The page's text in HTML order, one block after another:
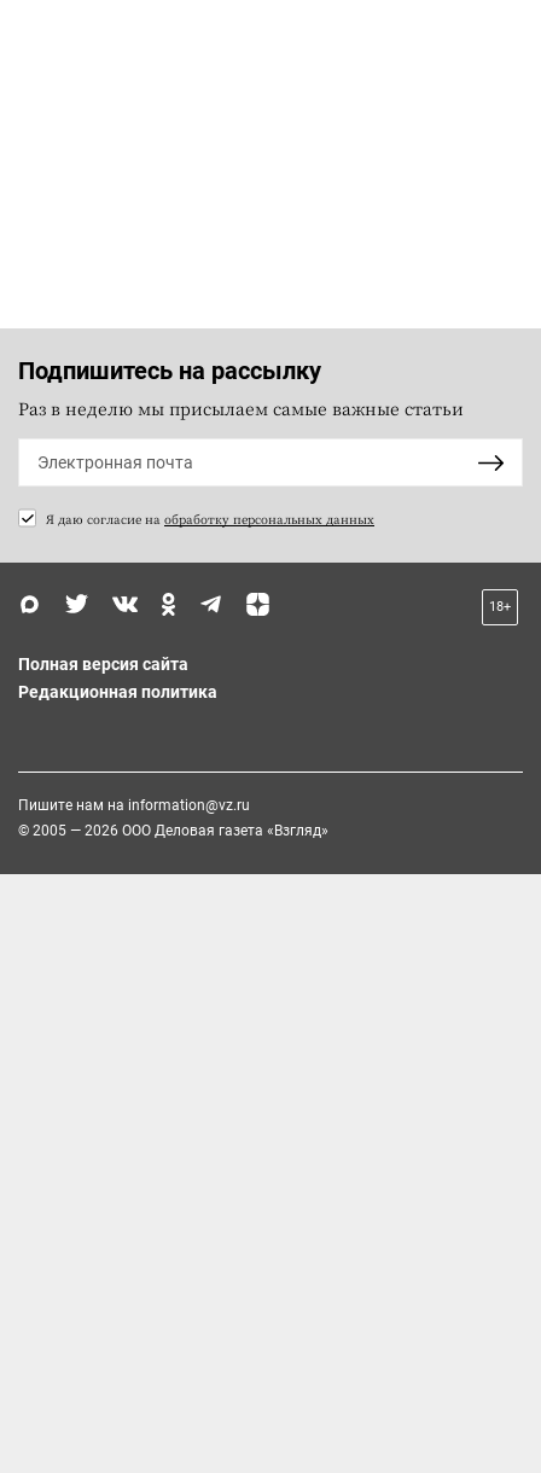
Подпишитесь на рассылку
Раз в неделю мы присылаем самые важные статьи
Я даю согласие на обработку персональных данных
18+
Полная версия сайта
Редакционная политика
Пишите нам на information@vz.ru
© 2005 — 2026 ООО Деловая газета «Взгляд»